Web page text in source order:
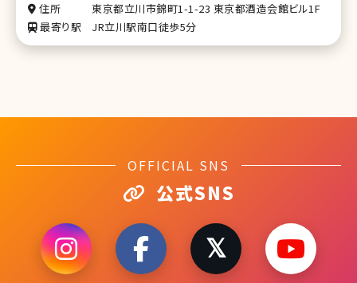
住所
東京都立川市錦町1-1-23 東京都酒造会館ビル1F
最寄り駅
JR立川駅南口徒歩5分
OFFICIAL SNS
公式SNS